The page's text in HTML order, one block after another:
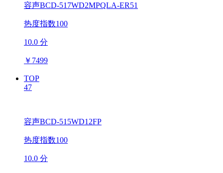
容声BCD-517WD2MPQLA-ER51
热度指数100
10.0 分
￥ 7499
TOP
47
容声BCD-515WD12FP
热度指数100
10.0 分